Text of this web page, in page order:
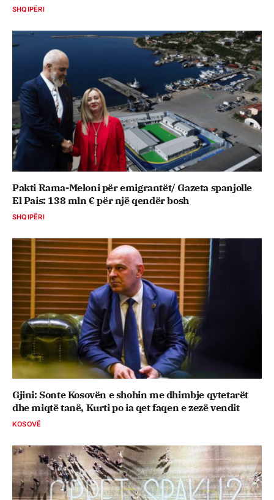
SHQIPËRI
Pakti Rama-Meloni për emigrantët/ Gazeta spanjolle
El Pais: 138 mln € për një qendër bosh
SHQIPËRI
Gjini: Sonte Kosovën e shohin me dhimbje qytetarët
dhe miqtë tanë, Kurti po ia qet faqen e zezë vendit
KOSOVË